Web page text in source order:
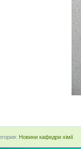
Новини кафедри хімії